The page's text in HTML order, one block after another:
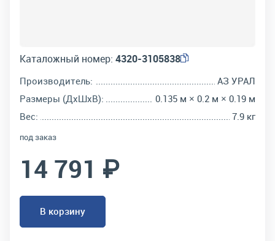
Каталожный номер: 4320-3105838
Производитель:
АЗ УРАЛ
Размеры (ДхШхВ):
0.135 м × 0.2 м × 0.19 м
Вес:
7.9 кг
под заказ
14 791 ₽
В корзину